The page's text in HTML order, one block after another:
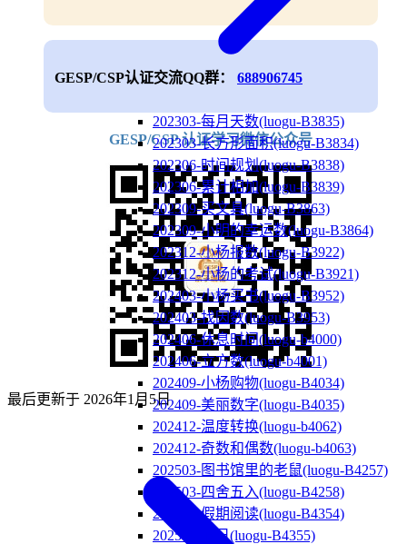
202303-每月天数(luogu-B3835)
202303-长方形面积(luogu-B3834)
202306-时间规划(luogu-B3838)
202306-累计相加(luogu-B3839)
202309-买文具(luogu-B3863)
202309-小明的幸运数(luogu-B3864)
202312-小杨报数(luogu-B3922)
202312-小杨的考试(luogu-B3921)
202403-小杨买书(luogu-B3952)
202403-找因数(luogu-B3953)
202406-休息时间(luogu-b4000)
202406-立方数(luogu-b4001)
202409-小杨购物(luogu-B4034)
202409-美丽数字(luogu-B4035)
202412-温度转换(luogu-b4062)
202412-奇数和偶数(luogu-b4063)
202503-图书馆里的老鼠(luogu-B4257)
202503-四舍五入(luogu-B4258)
202506-假期阅读(luogu-B4354)
202506-值日(luogu-B4355)
GESP/CSP认证交流QQ群： 688906745
GESP/CSP 认证学习微信公众号
最后更新于 2026年1月5日